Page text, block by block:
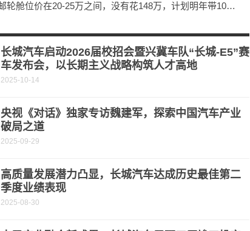
俞敏洪回应“内部信”争议：所乘邮轮舱位价在20-25万之间，没有花148万，计划明年带10名左右优秀员工游南极
长城汽车启动2026届校招会暨兴冀车队“长城-E5”赛
车发布会，以长期主义战略构筑人才高地
2025-10-14
央视《对话》独家专访魏建军，探索中国汽车产业
破局之道
2025-09-29
高质量发展潜力凸显，长城汽车达成历史最佳第二
季度业绩表现
2025-08-30